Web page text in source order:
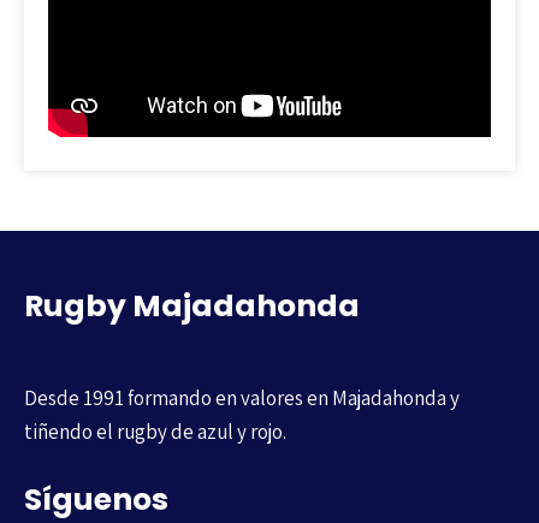
Rugby Majadahonda
Desde 1991 formando en valores en Majadahonda y
tiñendo el rugby de azul y rojo.
Síguenos